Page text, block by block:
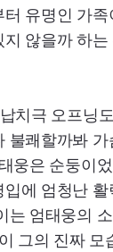
유명인 가
않을까 하는
치극 오프닝
불쾌할까봐
웅은 순둥이었
에 엄청난
는 엄태웅의
그의 진짜 모